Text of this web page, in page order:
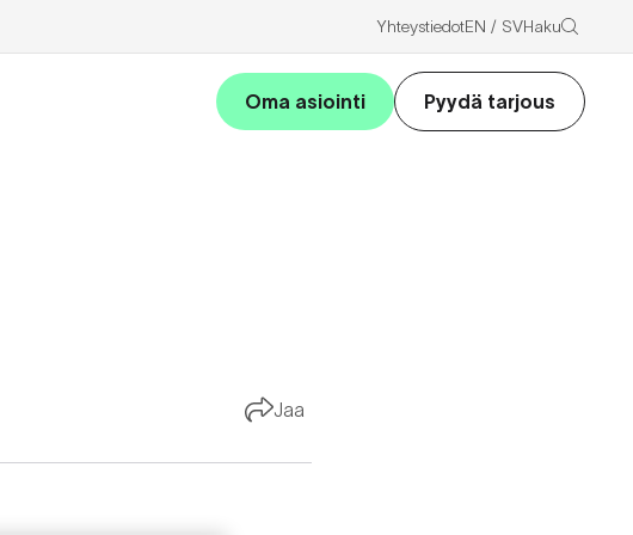
YhteystiedotEN SVHaku
Oma asiointi Pyydä tarjous
Jaa